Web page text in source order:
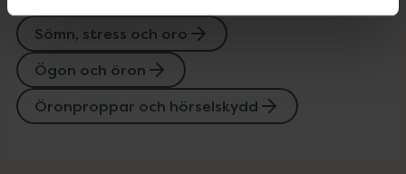
Sömn, stress och oro
Ögon och öron
Öronproppar och hörselskydd